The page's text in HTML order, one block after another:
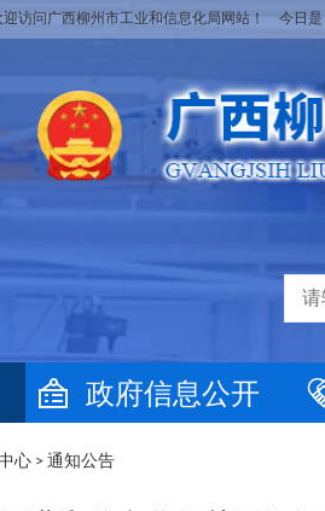
迎访问广西柳州市工业和信息化局网站！ 今日
政府信息公开
心 > 通知公告